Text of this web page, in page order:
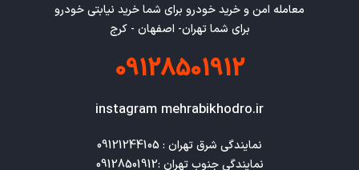
معامله امن و خرید خودرو برای شما خرید نیابتی خودرو
برای شما تهران- اصفهان - کرج
09128501912
instagram mehrabikhodro.ir